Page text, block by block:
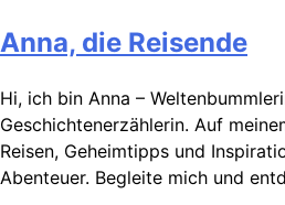
Anna, die Reisende
Hi, ich bin Anna –
Geschichtenerzählerin. Auf
Reisen, Geheimtipps und
Abenteuer. Begleite mich und